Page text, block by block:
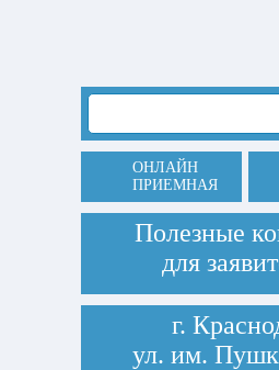
ОНЛАЙН
ПРИЕМНАЯ
Полезные
для
г.
ул. им.